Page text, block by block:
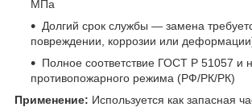
МПа
Долгий срок службы — замена
повреждении, коррозии или
Полное соответствие ГОСТ Р 51057 и
противопожарного режима (РФ/РК/РК)
Применение: Используется как запасная